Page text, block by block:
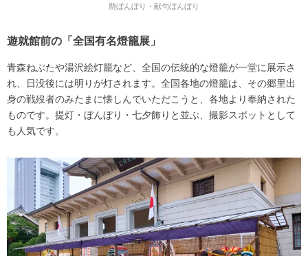
懸ぼんぼり・献句ぼんぼり
遊就館前の「全国有名燈籠展」
青森ねぶたや湯沢絵灯籠など、全国の伝統的な燈籠が一堂に展示さ
れ、日没後には明りが灯されます。全国各地の燈籠は、その郷里出
身の戦歿者のみたまに懐しんでいただこうと、各地より奉納された
ものです。提灯・ぼんぼり・七夕飾りと並ぶ、撮影スポットとして
も人気です。